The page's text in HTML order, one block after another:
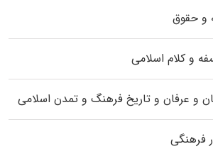
و حقوق
و کلام اسلامی
و عرفان و تاریخ فرهنگ و تمدن اسلامی
فرهنگی